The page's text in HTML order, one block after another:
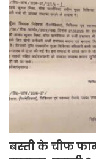
बस्ती के चीफ